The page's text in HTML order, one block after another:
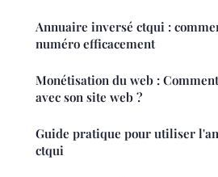
Annuaire inversé ctqui :
numéro efficacement
Monétisation du web :
avec son site web ?
Guide pratique pour utiliser
ctqui